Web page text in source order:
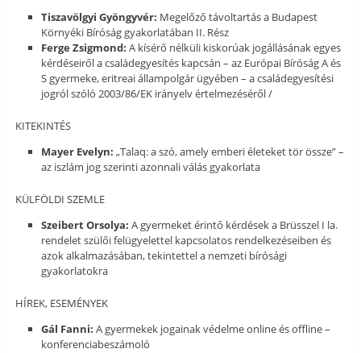
Tiszavölgyi Gyöngyvér: Megelőző távoltartás a Budapest
Környéki Bíróság gyakorlatában II. Rész
Ferge Zsigmond: A kísérő nélküli kiskorúak jogállásának egyes
kérdéseiről a családegyesítés kapcsán – az Európai Bíróság A és
S gyermeke, eritreai állampolgár ügyében – a családegyesítési
jogról szóló 2003/86/EK irányelv értelmezéséről /
KITEKINTÉS
Mayer Evelyn: „Talaq: a szó, amely emberi életeket tör össze” –
az iszlám jog szerinti azonnali válás gyakorlata
KÜLFÖLDI SZEMLE
Szeibert Orsolya: A gyermeket érintő kérdések a Brüsszel I la.
rendelet szülői felügyelettel kapcsolatos rendelkezéseiben és
azok alkalmazásában, tekintettel a nemzeti bírósági
gyakorlatokra
HÍREK, ESEMÉNYEK
Gál Fanni: A gyermekek jogainak védelme online és offline –
konferenciabeszámoló